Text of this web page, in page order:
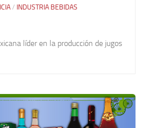
/ INDUSTRIA BEBIDAS
líder en la producción de jugos